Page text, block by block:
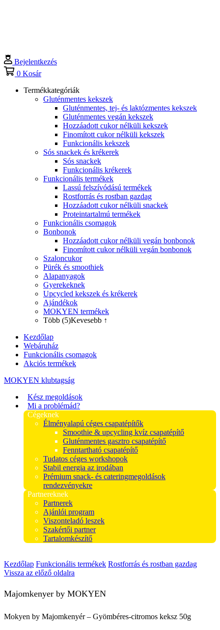
Bejelentkezés
0 Kosár
Termékkategóriák
Gluténmentes kekszek
Gluténmentes, tej- és laktózmentes kekszek
Gluténmentes vegán kekszek
Hozzáadott cukor nélküli kekszek
Finomított cukor nélküli kekszek
Funkcionális kekszek
Sós snackek és krékerek
Sós snackek
Funkcionális krékerek
Funkcionális termékek
Lassú felszívódású termékek
Rostforrás és rostban gazdag
Hozzáadott cukor nélküli snackek
Proteintartalmú termékek
Funkcionális csomagok
Bonbonok
Hozzáadott cukor nélküli vegán bonbonok
Finomított cukor nélküli vegán bonbonok
Szaloncukor
Pürék és smoothiek
Alapanyagok
Gyerekeknek
Upcycled kekszek és krékerek
Ajándékok
MOKYEN termékek
Több (5)Kevesebb ↑
Kezdőlap
Webáruház
Funkcionális csomagok
Akciós termékek
MOKYEN klubtagság
Kész megoldások
Mi a problémád?
Cégeknek
Élményalapú céges csapatépítők
Smoothie & upcycling kvíz csapatépítő
Gluténmentes gasztro csapatépítő
Fenntartható csapatépítő
Tudatos céges workshopok
Stabil energia az irodában
Prémium snack- és cateringmegoldások
rendezvényekre
Partnereknek
Partnerek
Ajánlói program
Viszonteladó leszek
Szakértői partner
Tartalomkészítő
Kezdőlap Funkcionális termékek Rostforrás és rostban gazdag
Vissza az előző oldalra
Majomkenyer by MOKYEN
Mokyen by Majomkenyér – Gyömbéres-citromos keksz 50g